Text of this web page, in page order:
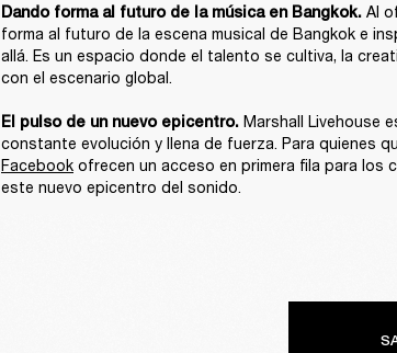
Dando forma al futuro de la música en Bangkok. Al
forma al futuro de la escena musical de Bangkok e
allá. Es un espacio donde el talento se cultiva, la
con el escenario global.
El pulso de un nuevo epicentro. Marshall Livehouse
constante evolución y llena de fuerza. Para quienes
Facebook ofrecen un acceso en primera fila para los
este nuevo epicentro del sonido.